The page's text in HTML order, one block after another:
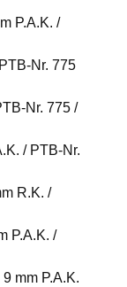
P.A.K. /
Nr. 775
Nr. 775 /
/ PTB-Nr.
R.K. /
P.A.K. /
mm P.A.K.